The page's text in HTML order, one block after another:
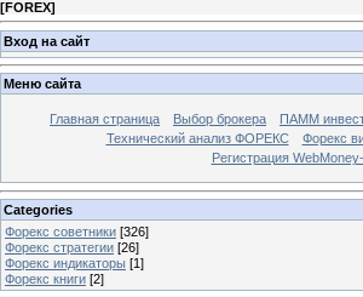
[FOREX]
Вход на сайт
Меню сайта
Главная страница Выбор брокера ПАММ
Технический анализ ФОРЕКС
Форекс
Регистрация
Categories
Форекс cоветники [326]
Форекс стратегии [26]
Форекс индикаторы [1]
Форекс книги [2]